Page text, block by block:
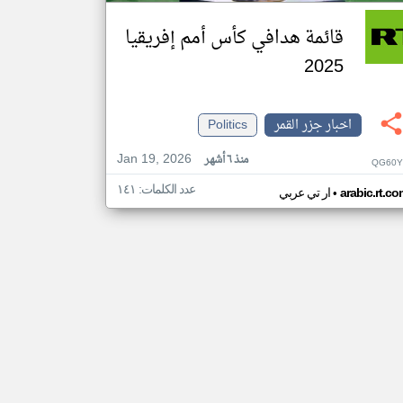
قائمة هدافي كأس أمم إفريقيا
2025
اخبار جزر القمر
Politics
Jan 19, 2026
منذ ٦ أشهر
ار تي عربي• عدد الكلمات: ١٤١